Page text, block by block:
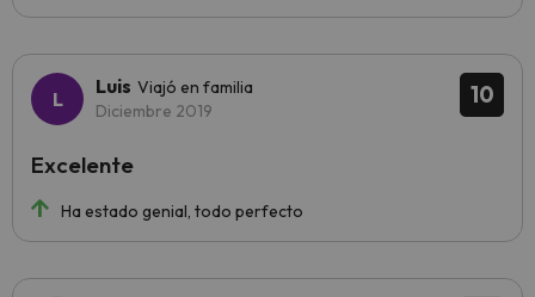
10
Luis Viajó en familia
Diciembre 2019
Ha estado genial, todo perfecto
Excelente